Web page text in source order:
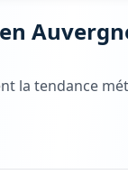
la tendance